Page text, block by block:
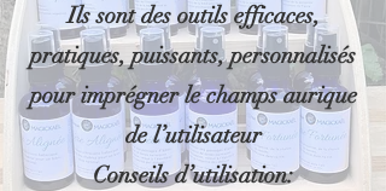
Ils sont des outils efficaces,
pratiques, puissants, personnalisés
pour imprégner le champs aurique
de l’utilisateur
Conseils d’utilisation: